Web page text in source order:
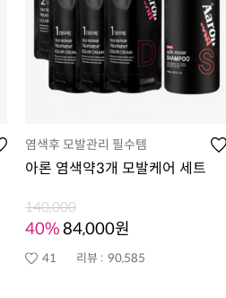
염색후 모발관리 필수템
아론 염색약3개 모발케어 세트
140,000
40%84,000원
41 리뷰 : 90,585